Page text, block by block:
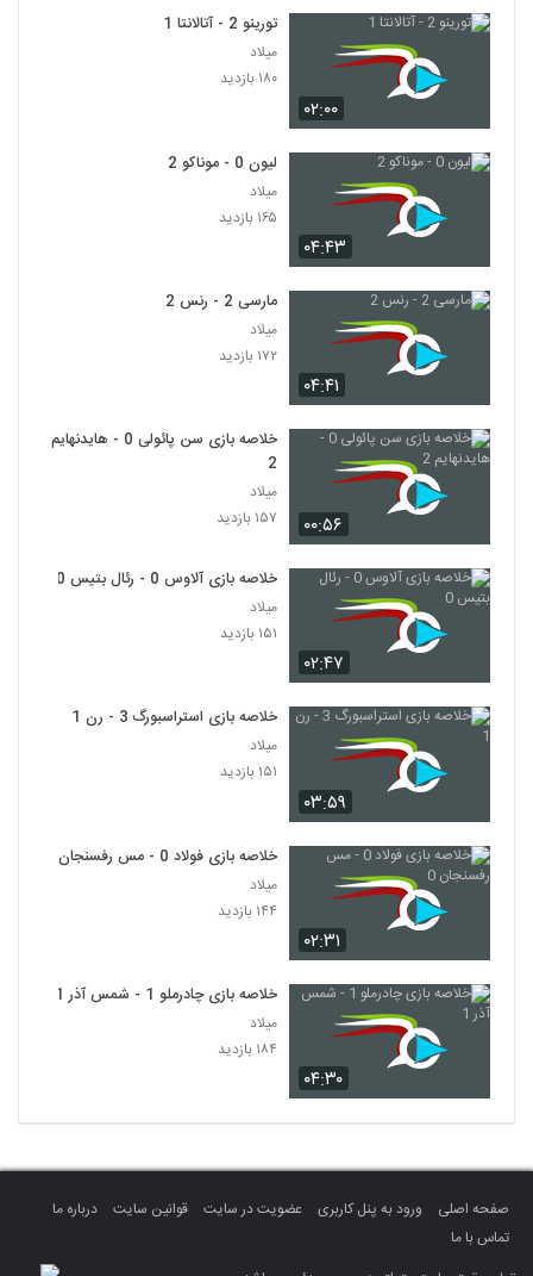
۰۲:۰۰
تورینو 2 - آتالانتا 1
میلاد
۱۸۰ بازدید
۰۴:۴۳
لیون 0 - موناکو 2
میلاد
۱۶۵ بازدید
۰۴:۴۱
مارسی 2 - رنس 2
میلاد
۱۷۲ بازدید
۰۰:۵۶
خلاصه بازی سن پائولی 0 - هایدنهایم
2
میلاد
۱۵۷ بازدید
۰۲:۴۷
خلاصه بازی آلاوس 0 - رئال بتیس 0
میلاد
۱۵۱ بازدید
۰۳:۵۹
خلاصه بازی استراسبورگ 3 - رن 1
میلاد
۱۵۱ بازدید
۰۲:۳۱
خلاصه بازی فولاد 0 - مس رفسنجان 0
میلاد
۱۴۴ بازدید
۰۴:۳۰
خلاصه بازی چادرملو 1 - شمس آذر 1
میلاد
۱۸۴ بازدید
صفحه اصلی ورود به پنل کاربری عضویت در سایت قوانین سایت
درباره ما
تماس با ما